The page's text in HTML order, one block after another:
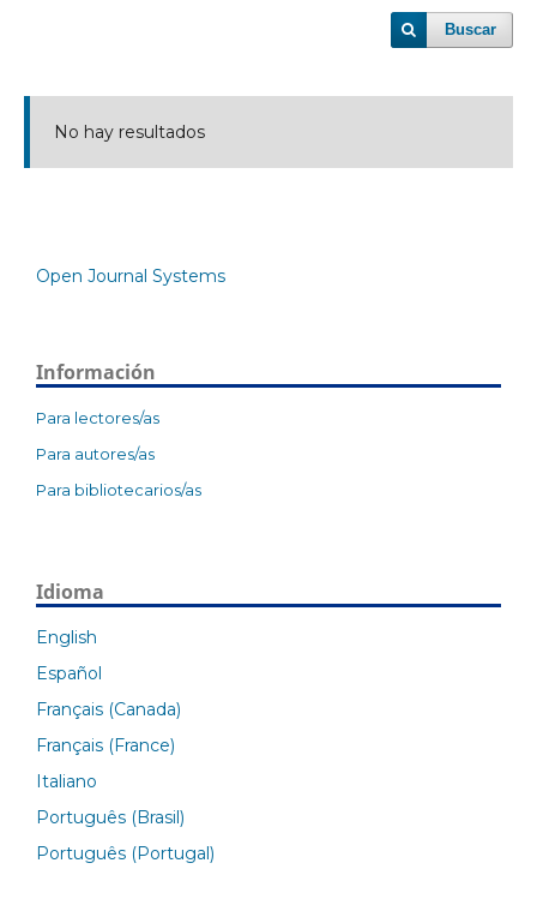
Buscar
No hay resultados
Open Journal Systems
Información
Para lectores/as
Para autores/as
Para bibliotecarios/as
Idioma
English
Español
Français (Canada)
Français (France)
Italiano
Português (Brasil)
Português (Portugal)